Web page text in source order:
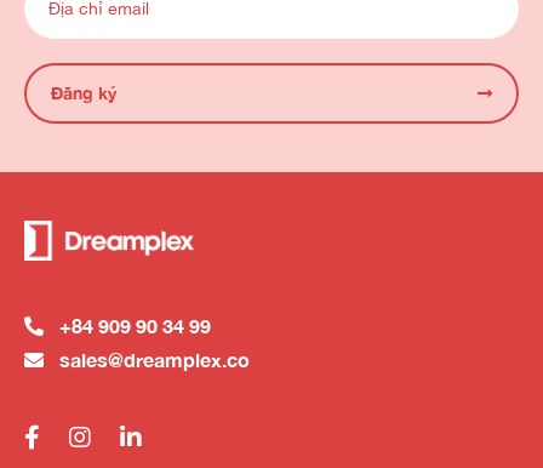
Đăng ký
+84 909 90 34 99
sales@dreamplex.co